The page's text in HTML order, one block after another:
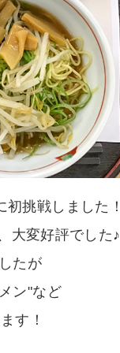
挑戦しました！
大変好評でした♪
たが
ン"など
す！